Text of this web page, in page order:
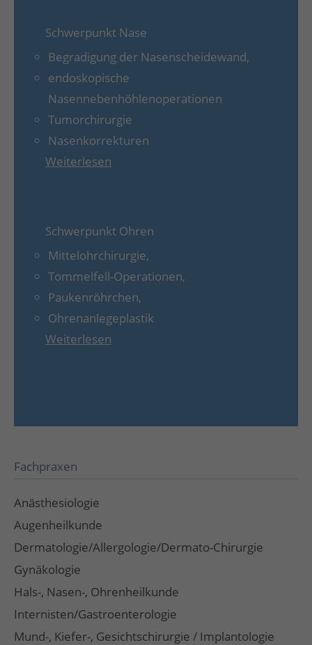
Schwerpunkt Nase
Begradigung der Nasenscheidewand,
endoskopische
Nasennebenhöhlenoperationen
Tumorchirurgie
Nasenkorrekturen
Weiterlesen
Schwerpunkt Ohren
Mittelohrchirurgie,
Tommelfell-Operationen,
Paukenröhrchen,
Ohrenanlegeplastik
Weiterlesen
Fachpraxen
Anästhesiologie
Augenheilkunde
Dermatologie/Allergologie/Dermato-Chirurgie
Gynäkologie
Hals-, Nasen-, Ohrenheilkunde
Internisten/Gastroenterologie
Mund-, Kiefer-, Gesichtschirurgie / Implantologie